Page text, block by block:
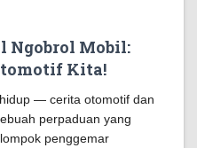
Ngobrol Mobil:
Kita!
— cerita otomotif dan
perpaduan yang
penggemar